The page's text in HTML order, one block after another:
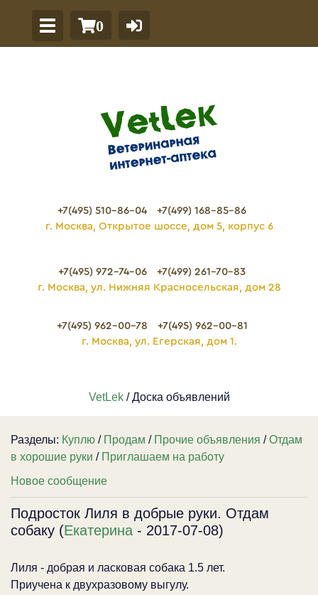
0
+7(495) 510-86-04
+7(499) 168-85-86
г. Москва, Открытое шоссе, дом 5, корпус 6
+7(495) 972-74-06
+7(499) 261-70-83
г. Москва, ул. Нижняя Красносельская, дом 28
+7(495) 962-00-78
+7(495) 962-00-81
г. Москва, ул. Егерская, дом 1.
VetLek/ Доска объявлений
Разделы: Куплю / Продам / Прочие объявления /Отдам
в хорошие руки / Приглашаем на работу
Новое сообщение
Подросток Лиля в добрые руки. Отдам
собаку (Екатерина - 2017-07-08)
Лиля - добрая и ласковая собака 1.5 лет.
Приучена к двухразовому выгулу.